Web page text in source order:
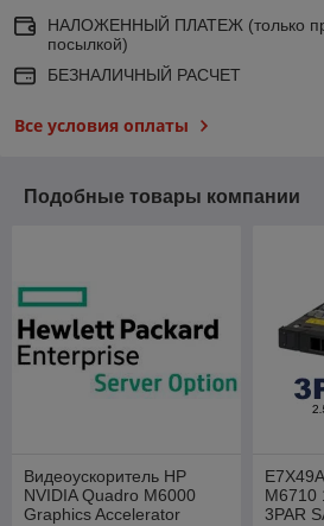
НАЛОЖЕННЫЙ ПЛАТЕЖ (только
посылкой)
БЕЗНАЛИЧНЫЙ РАСЧЕТ
Все условия оплаты
Подобные товары компании
Видеоускоритель HP
NVIDIA Quadro M6000
Graphics Accelerator
M6710
3PAR